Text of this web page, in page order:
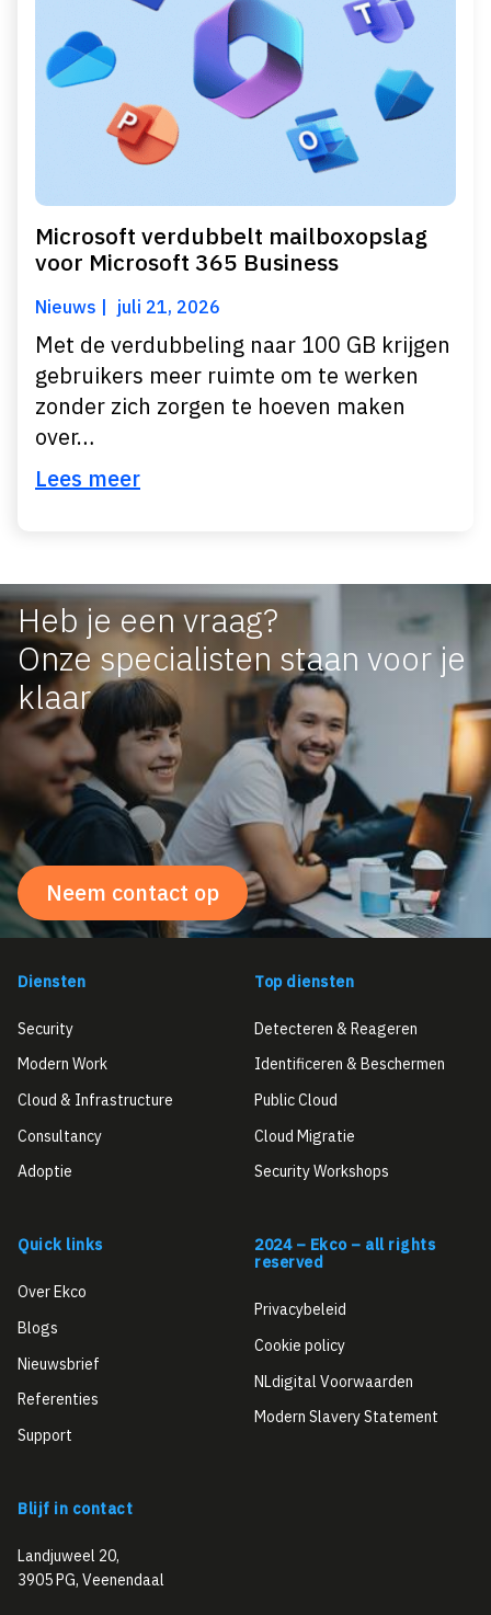
Microsoft verdubbelt mailboxopslag
voor Microsoft 365 Business
Nieuws juli 21, 2026
Met de verdubbeling naar 100 GB krijgen
gebruikers meer ruimte om te werken
zonder zich zorgen te hoeven maken
over…
Lees meer
Heb je een vraag?
Onze specialisten staan voor je
klaar
Neem contact op
Diensten
Security
Modern Work
Cloud & Infrastructure
Consultancy
Adoptie
Top diensten
Detecteren & Reageren
Identificeren & Beschermen
Public Cloud
Cloud Migratie
Security Workshops
Quick links
Over Ekco
Blogs
Nieuwsbrief
Referenties
Support
2024 – Ekco – all rights
reserved
Privacybeleid
Cookie policy
NLdigital Voorwaarden
Modern Slavery Statement
Blijf in contact
Landjuweel 20,
3905 PG, Veenendaal